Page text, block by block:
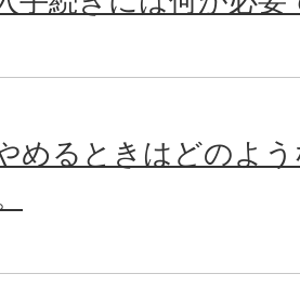
めるときはどのよ